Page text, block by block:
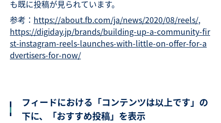
も既に投稿が見られています。
参考： https://about.fb.com/ja/news/2020/08/reels/,
https://digiday.jp/brands/building-up-a-community-fir
st-instagram-reels-launches-with-little-on-offer-for-a
dvertisers-for-now/
フィードにおける「コンテンツは以上です」の
下に、「おすすめ投稿」を表示